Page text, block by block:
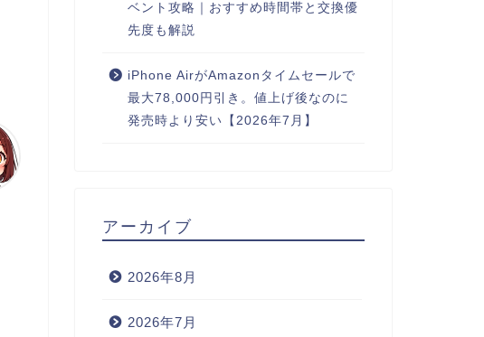
ベント攻略｜おすすめ時間帯と交換優
先度も解説
iPhone AirがAmazonタイムセールで
最大78,000円引き。値上げ後なのに
発売時より安い【2026年7月】
アーカイブ
2026年8月
2026年7月